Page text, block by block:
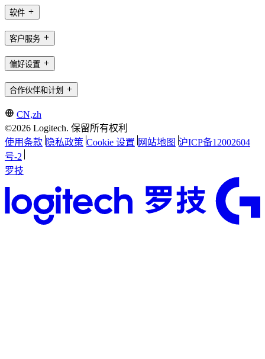
软件
客户服务
偏好设置
合作伙伴和计划
CN,zh
©2026 Logitech. 保留所有权利
使用条款 隐私政策 Cookie 设置 网站地图 沪ICP备12002604
号-2
罗技